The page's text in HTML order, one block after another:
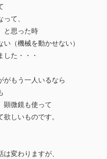
て、
と思った時
い（機械を動かせない）
した・・・
がもう一人いるなら
顕微鏡も使って
欲しいものです。
は変わりますが、